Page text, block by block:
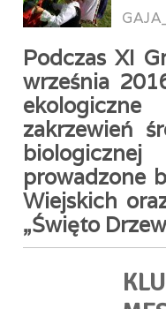
Podczas XI
września
zakrzewień
prowadzone
Wiejskich
„Święto